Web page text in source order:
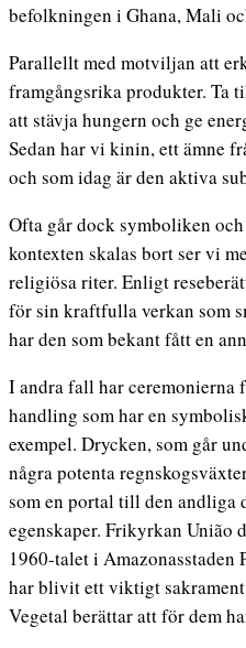
befolkningen i Ghana, Mali
Parallellt med motviljan att
framgångsrika produkter. Ta
att stävja hungern och ge
Sedan har vi kinin, ett ämne
och som idag är den aktiva
Ofta går dock symboliken
kontexten skalas bort ser vi
religiösa riter. Enligt
för sin kraftfulla verkan som
har den som bekant fått en
I andra fall har ceremonierna
handling som har en
exempel. Drycken, som går
några potenta
som en portal till den andliga
egenskaper. Frikyrkan União
1960-talet i
har blivit ett viktigt
Vegetal berättar att för dem